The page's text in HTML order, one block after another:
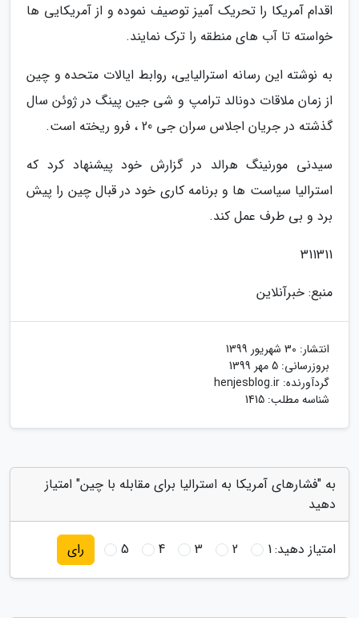
اقدام آمریکا را تحریک آمیز توصیف نموده و از آمریکایی ها
خواسته تا آب های منطقه را ترک نمایند.
به نوشته این رسانه استرالیایی، روابط ایالات متحده و چین
از زمان ملاقات دونالد ترامپ و شی جین پینگ در ژوئن سال
گذشته در جریان اجلاس سران جی 20 ، فرو ریخته است.
سیدنی مورنینگ هرالد در گزارش خود پیشنهاد کرد که
استرالیا سیاست ها و برنامه کاری خود در قبال چین را پیش
برد و بی طرف عمل کند.
311311
منبع: خبرآنلاین
انتشار: 30 شهریور 1399
بروزرسانی: 5 مهر 1399
گردآورنده: henjesblog.ir
شناسه مطلب: 1415
به "فشارهای آمریکا به استرالیا برای مقابله با چین" امتیاز
دهید
امتیاز دهید:1
2
3
4
5 رای